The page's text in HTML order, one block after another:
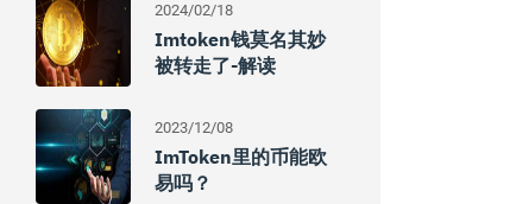
2024/02/18
Imtoken钱莫名其妙
被转走了-解读
2023/12/08
ImToken里的币能欧
易吗？